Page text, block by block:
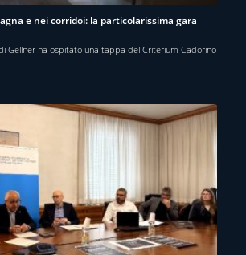
e nei corridoi: la particolarissima gara
Gellner ha ospitato una tappa del Criterium Cadorino